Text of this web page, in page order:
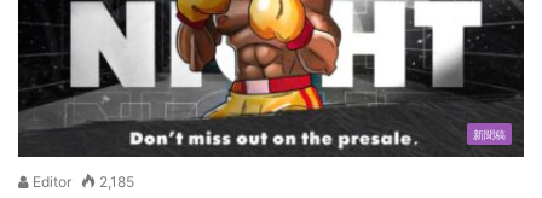
新聞稿
Editor 2,185